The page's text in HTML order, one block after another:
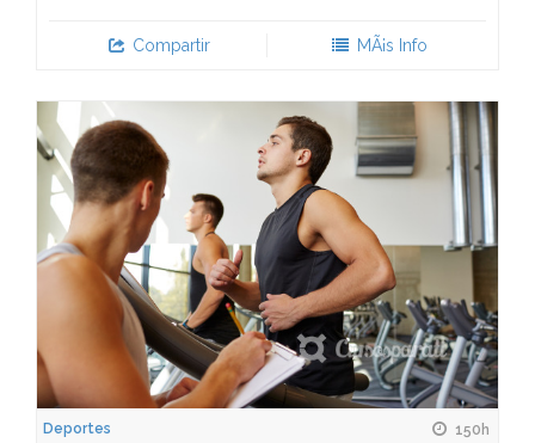
Compartir MÃ¡s Info
Deportes 150h